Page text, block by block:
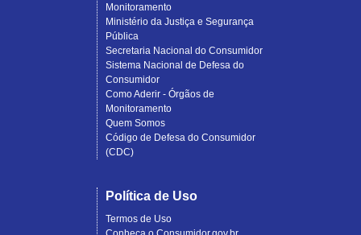
Monitoramento
Ministério da Justiça e Segurança
Pública
Secretaria Nacional do Consumidor
Sistema Nacional de Defesa do
Consumidor
Como Aderir - Órgãos de
Monitoramento
Quem Somos
Código de Defesa do Consumidor
(CDC)
Política de Uso
Termos de Uso